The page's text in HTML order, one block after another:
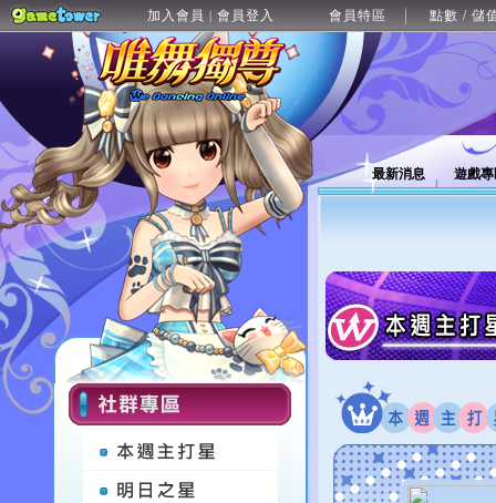
加入會員 | 會員登入 會員特區 點數 / 儲
最新消息 遊戲